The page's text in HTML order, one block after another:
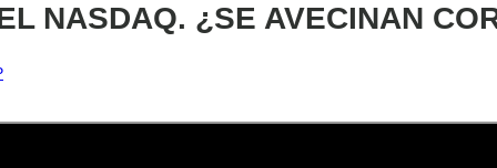
NASDAQ. ¿SE AVECINAN